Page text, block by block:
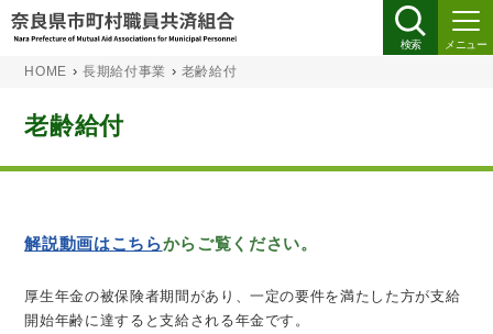
メニュー
検索
老齢給付
HOME › 長期給付事業 › 老齢給付
解説動画はこちらからご覧ください。
厚生年金の被保険者期間があり、一定の要件を満たした方が支給
開始年齢に達すると支給される年金です。